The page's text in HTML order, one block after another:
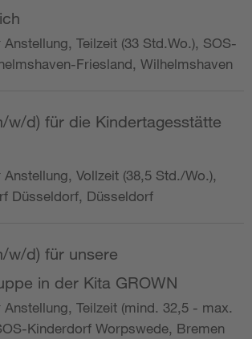
Teilzeit (33 Std.Wo.), SOS-
Friesland, Wilhelmshaven
w/d) für die Kindertagesstätte
Vollzeit (38,5 Std./Wo.),
Düsseldorf, Düsseldorf
w/d) für unsere
in der Kita GROWN
Teilzeit (mind. 32,5 - max.
Kinderdorf Worpswede, Bremen